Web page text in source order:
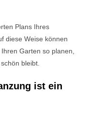
Plans Ihres
diese Weise können
Garten so planen,
bleibt.
ist ein